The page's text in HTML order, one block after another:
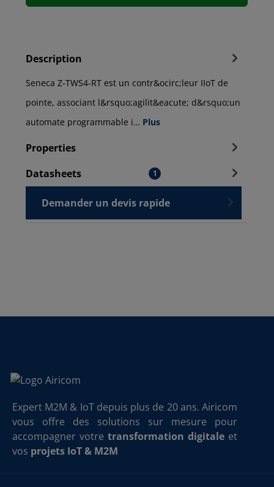
Description
Seneca Z-TWS4-RT est un contr&ocirc;leur IIoT de
pointe, associant l&rsquo;agilit&eacute; d&rsquo;un
automate programmable i… Plus
Properties
Datasheets
1
Demander un devis rapide
Expert M2M & IoT depuis plus de 20 ans. Airicom
vous offre des solutions sur mesure pour
accompagner votre transformation digitale et
vos projets IoT & M2M